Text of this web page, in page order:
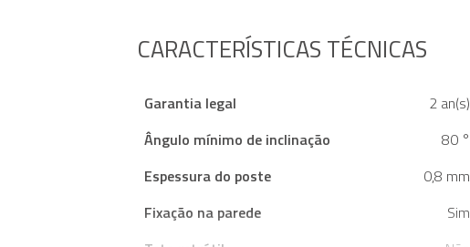
CARACTERÍSTICAS TÉCNICAS
Garantia legal 2 an(s)
Ângulo mínimo de inclinação
80 °
Espessura do poste
0,8 mm
Fixação na parede
Sim